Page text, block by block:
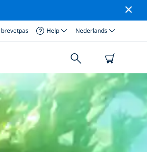
Help Nederlands